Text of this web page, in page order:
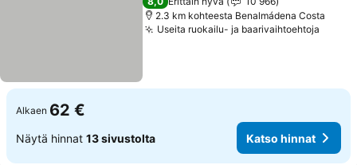
2.3 km kohteesta Benalmádena Costa
Useita ruokailu- ja baarivaihtoehtoja
Alkaen 62 €
Näytä hinnat 13 sivustolta Katso hinnat